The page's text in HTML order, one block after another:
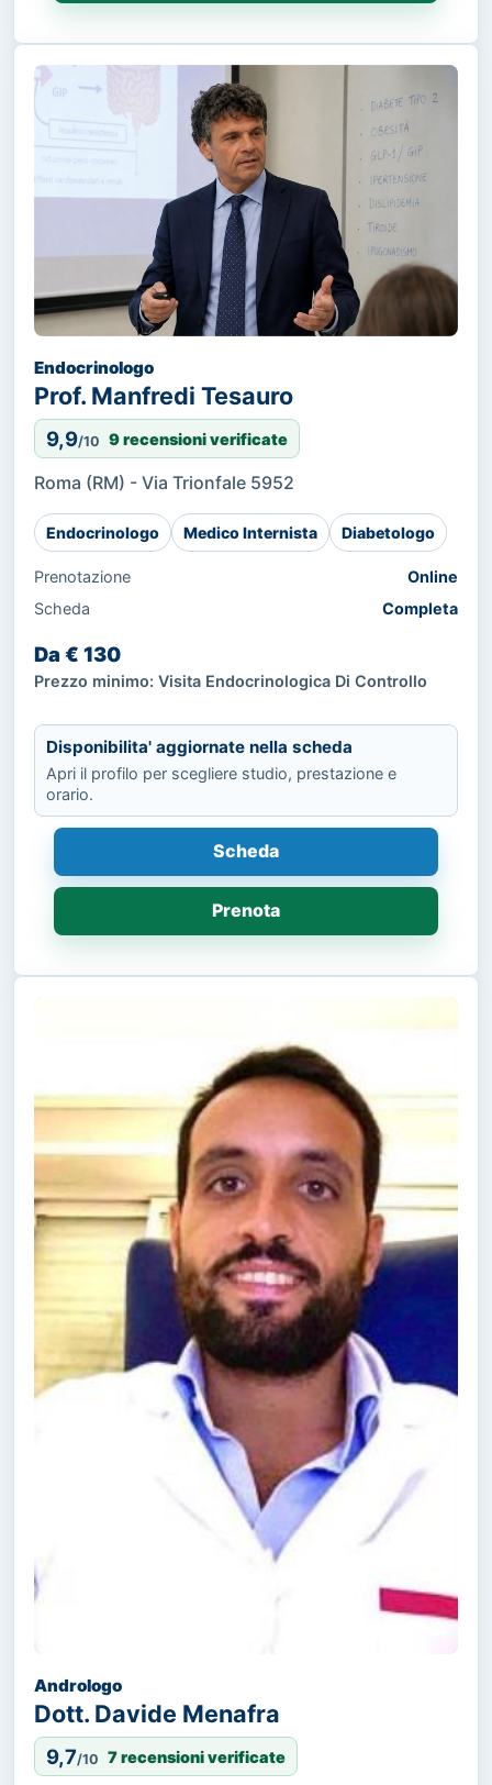
Endocrinologo
Prof. Manfredi Tesauro
9,9/10 9 recensioni verificate
Roma (RM) - Via Trionfale 5952
Endocrinologo Medico Internista Diabetologo
Prenotazione
Online
Scheda
Completa
Da € 130
Prezzo minimo: Visita Endocrinologica Di Controllo
Disponibilita' aggiornate nella scheda
Apri il profilo per scegliere studio, prestazione e
orario.
Scheda
Prenota
Andrologo
Dott. Davide Menafra
9,7/10 7 recensioni verificate